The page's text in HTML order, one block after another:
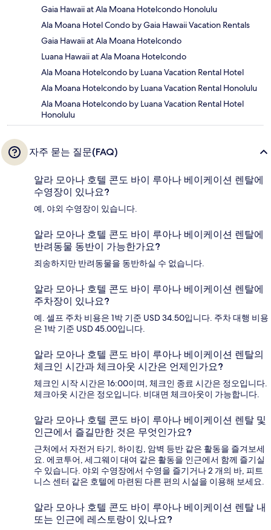
Gaia Hawaii at Ala Moana Hotelcondo Honolulu
Ala Moana Hotel Condo by Gaia Hawaii Vacation Rentals
Gaia Hawaii at Ala Moana Hotelcondo
Luana Hawaii at Ala Moana Hotelcondo
Ala Moana Hotelcondo by Luana Vacation Rental Hotel
Ala Moana Hotelcondo by Luana Vacation Rental Honolulu
Ala Moana Hotelcondo by Luana Vacation Rental Hotel
Honolulu
자주 묻는 질문(FAQ)
알라 모아나 호텔 콘도 바이 루아나 베이케이션 렌탈에
수영장이 있나요?
예, 야외 수영장이 있습니다.
알라 모아나 호텔 콘도 바이 루아나 베이케이션 렌탈에
반려동물 동반이 가능한가요?
죄송하지만 반려동물을 동반하실 수 없습니다.
알라 모아나 호텔 콘도 바이 루아나 베이케이션 렌탈에
주차장이 있나요?
예. 셀프 주차 비용은 1박 기준 USD 34.50입니다. 주차 대행 비용
은 1박 기준 USD 45.00입니다.
알라 모아나 호텔 콘도 바이 루아나 베이케이션 렌탈의
체크인 시간과 체크아웃 시간은 언제인가요?
체크인 시작 시간은 16:00이며, 체크인 종료 시간은 정오입니다.
체크아웃 시간은 정오입니다. 비대면 체크아웃이 가능합니다.
알라 모아나 호텔 콘도 바이 루아나 베이케이션 렌탈 및
인근에서 즐길만한 것은 무엇인가요?
근처에서 자전거 타기, 하이킹, 암벽 등반 같은 활동을 즐겨보세
요. 에코투어, 세그웨이 대여 같은 활동을 인근에서 함께 즐기실
수 있습니다. 야외 수영장에서 수영을 즐기거나 2 개의 바, 피트
니스 센터 같은 호텔에 마련된 다른 편의 시설을 이용해 보세요.
알라 모아나 호텔 콘도 바이 루아나 베이케이션 렌탈 내
또는 인근에 레스토랑이 있나요?